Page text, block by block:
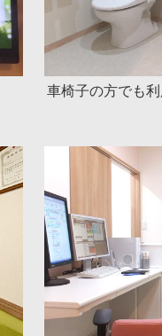
車椅子の方でも